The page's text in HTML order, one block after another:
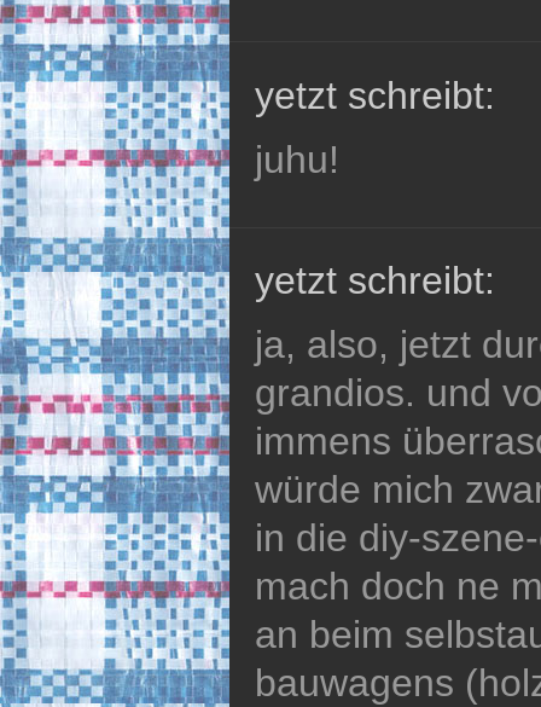
yetzt schreibt:
juhu!
yetzt schreibt:
ja, also, jetzt
grandios. und
immens
würde mich
in die diy-
mach doch ne
an beim
bauwagens